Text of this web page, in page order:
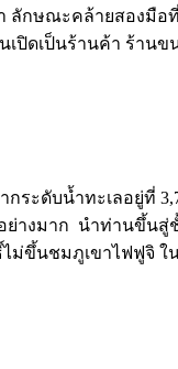
กษณะคล้ายสองมื
ปิดเป็นร้านค้า ร้านข
ดับน้ำทะเลอยู่ที่
างมาก นำท่านขึ้น
ขึ้นชมภูเขาไฟฟูจิ